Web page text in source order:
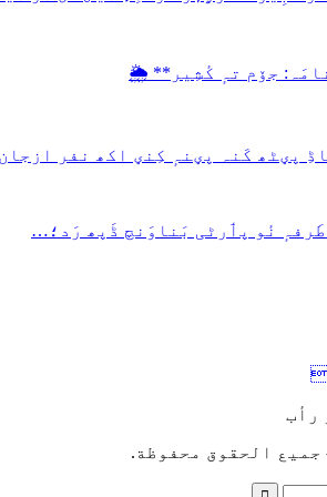
جۆم تہٕ کٔشِیر** 🌦️
پؠٹھ کَنہ پؠنہٕ کِنؠ اکھ نفر
نٔو پٲرٹی بَناوَنچ ڈَپھ رَد؛…
رأب